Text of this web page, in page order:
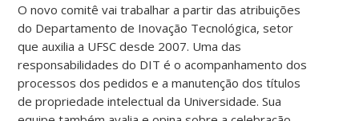
e
criação
de
uma
política
institucional
O novo comitê vai trabalhar a partir das atribuições
do Departamento de Inovação Tecnológica, setor
que auxilia a UFSC desde 2007. Uma das
responsabilidades do DIT é o acompanhamento dos
processos dos pedidos e a manutenção dos títulos
de propriedade intelectual da Universidade. Sua